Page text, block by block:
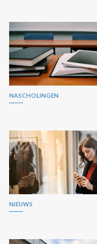
NASCHOLINGEN
NIEUWS